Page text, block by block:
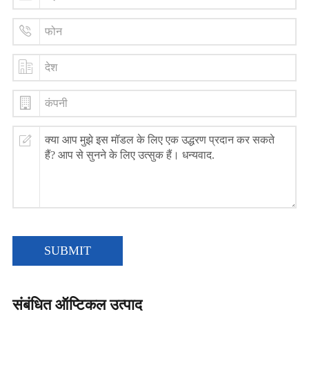
SUBMIT
संबंधित ऑप्टिकल उत्पाद